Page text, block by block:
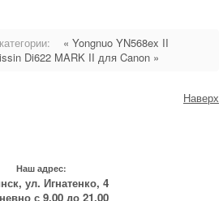
« Yongnuo YN568ex II
Di622 MARK II для Canon »
Наверх
Наш адрес:
ул. Игнатенко, 4
с 9.00 до 21.00